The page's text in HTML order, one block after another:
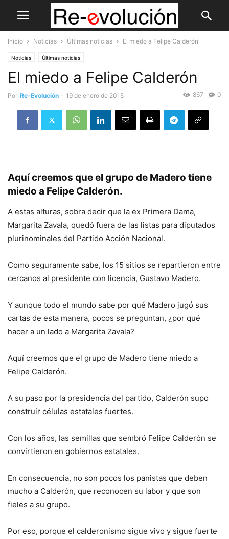
Inicio Noticias Últimas noticias El miedo a Felipe Calderón
Noticias Últimas noticias
El miedo a Felipe Calderón
Por Re-Evolución - 19 de enero de 2015 0
867
Aquí creemos que el grupo de Madero tiene
miedo a Felipe Calderón.
A estas alturas, sobra decir que la ex Primera Dama,
Margarita Zavala, quedó fuera de las listas para diputados
plurinominales del Partido Acción Nacional.
Como seguramente sabe, los 15 sitios se repartieron entre
cercanos al presidente con licencia, Gustavo Madero.
Y aunque todo el mundo sabe por qué Madero jugó sus
cartas de esta manera, pocos se preguntan, ¿por qué
hacer a un lado a Margarita Zavala?
Aquí creemos que el grupo de Madero tiene miedo a
Felipe Calderón.
A su paso por la presidencia del partido, Calderón supo
construir células estatales fuertes.
Con los años, las semillas que sembró Felipe Calderón se
convirtieron en gobiernos estatales.
En consecuencia, no son pocos los panistas que deben
mucho a Calderón, que reconocen su labor y que son
fieles a su grupo.
Por eso, porque el calderonismo sigue vivo y sigue fuerte